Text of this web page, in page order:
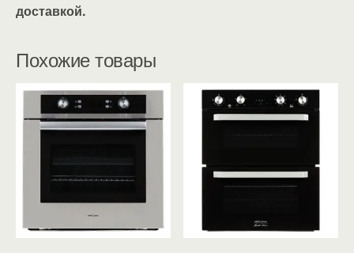
доставкой.
Похожие товары